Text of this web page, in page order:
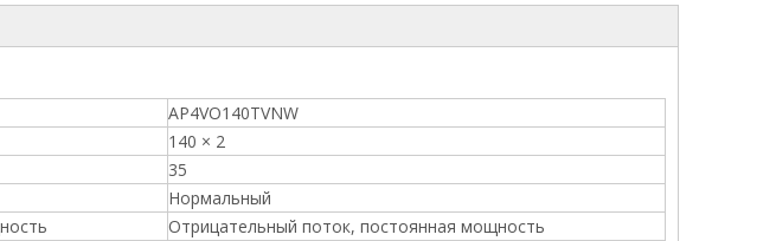
AP4VO140TVNW
140 × 2
35
Нормальный
Отрицательный поток, постоянная мощность